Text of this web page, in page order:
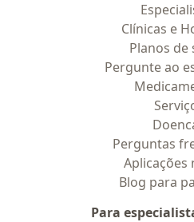
Clínicas e
Planos de
Pergunte ao
Perguntas
Aplicações
Blog para
Para